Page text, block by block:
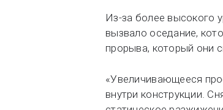
Из-за более высокого
вызвало оседание,
прорыва, который они
«Увеличивающееся
внутри конструкции.